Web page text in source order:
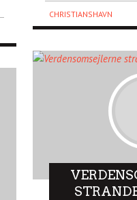
CHRISTIANSHAVN